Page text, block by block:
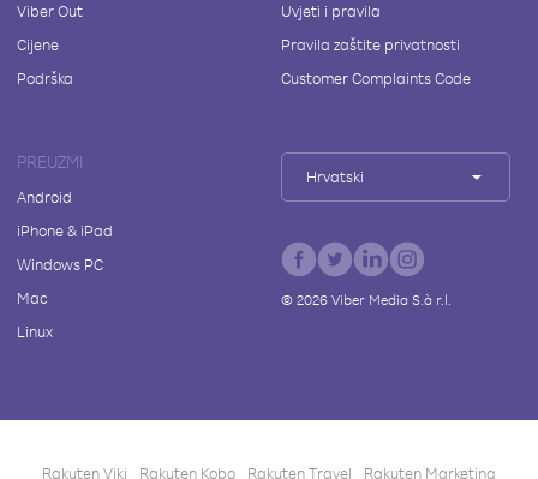
Viber Out
Cijene
Podrška
Uvjeti i pravila
Pravila zaštite privatnosti
Customer Complaints Code
PREUZMI
Android
iPhone & iPad
Windows PC
Mac
Linux
Hrvatski
© 2026Viber Media S.à r.l.
Rakuten Viki Rakuten Kobo Rakuten Travel Rakuten Marketing